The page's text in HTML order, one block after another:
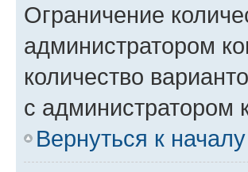
Ограничение
администратором
количество
с администратором
Вернуться к началу